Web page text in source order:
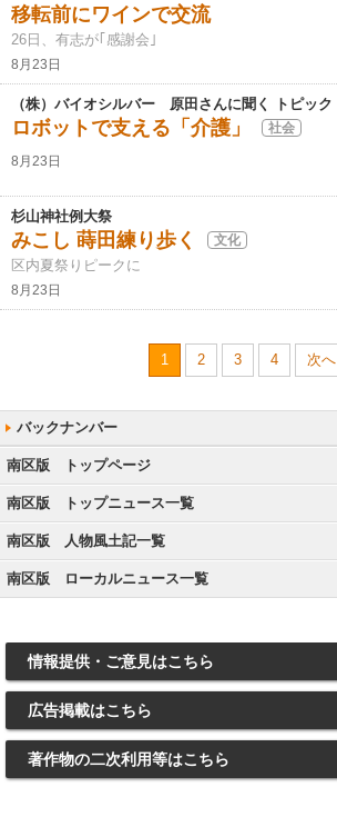
移転前にワインで交流
26日、有志が｢感謝会｣
8月23日
（株）バイオシルバー 原田さんに聞く トピック
ロボットで支える「介護」 社会
8月23日
杉山神社例大祭
みこし 蒔田練り歩く 文化
区内夏祭りピークに
8月23日
1 2 3 4 次へ
南区版 トップページ
南区版 トップニュース一覧
南区版 人物風土記一覧
南区版 ローカルニュース一覧
情報提供・ご意見はこちら
広告掲載はこちら
著作物の二次利用等はこちら